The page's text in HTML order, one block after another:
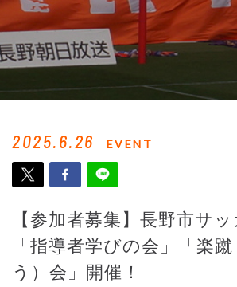
2025.6.26 EVENT
【参加者募集】長野市サ
「指導者学びの会」「楽
う）会」開催！